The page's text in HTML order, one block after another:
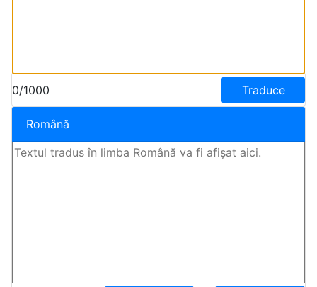
0/1000 Traduce
Română